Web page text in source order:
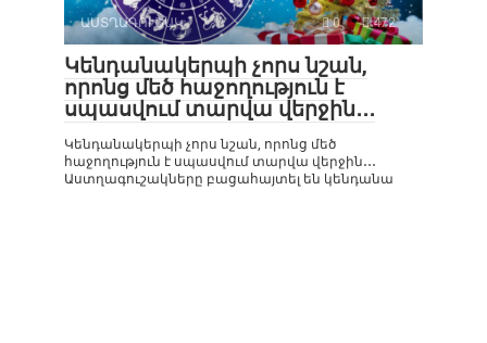
ԱՍՏՂԱԳՈՒՇԱԿ 0 472
Կենդանակերպի չորս նշան,
որոնց մեծ հաջողություն է
սպասվում տարվա վերջին․․․
Կենդանակերպի չորս նշան, որոնց մեծ
հաջողություն է սպասվում տարվա վերջին․․․
Աստղագուշակները բացահայտել են կենդանա